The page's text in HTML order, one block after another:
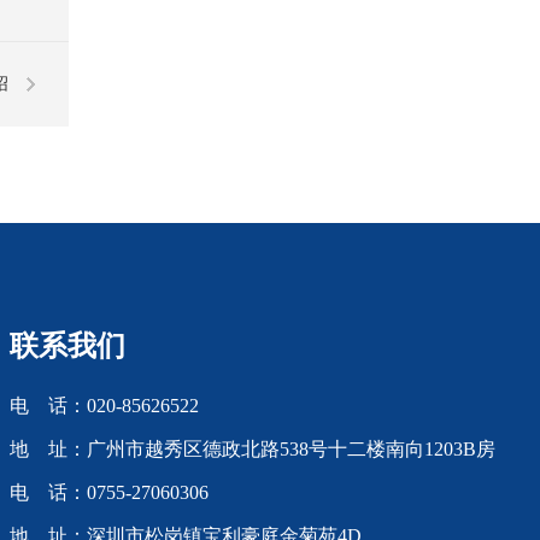
联系我们
电 话：020-85626522
地 址：广州市越秀区德政北路538号十二楼南向1203B房
电 话：0755-27060306
地 址：深圳市松岗镇宝利豪庭金菊苑4D